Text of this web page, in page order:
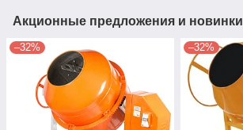
Акционные предложения и новинки
–32% –32%